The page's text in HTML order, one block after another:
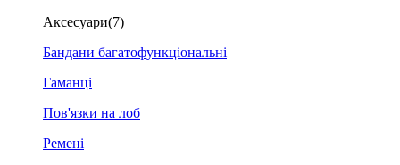
Аксесуари(7)
Бандани багатофункціональні
Гаманці
Пов'язки на лоб
Ремені